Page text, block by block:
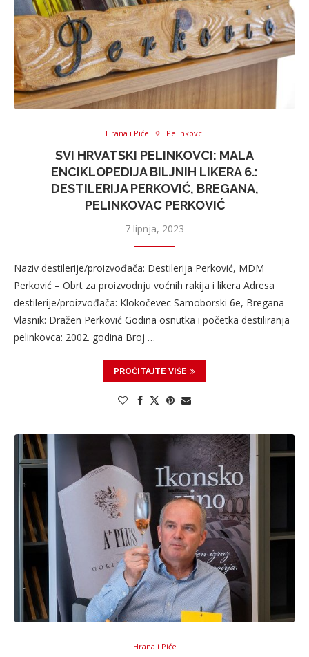
Hrana i Piće Pelinkovci
SVI HRVATSKI PELINKOVCI: MALA
ENCIKLOPEDIJA BILJNIH LIKERA 6.:
DESTILERIJA PERKOVIĆ, BREGANA,
PELINKOVAC PERKOVIĆ
7 lipnja, 2023
Naziv destilerije/proizvođača: Destilerija Perković, MDM
Perković – Obrt za proizvodnju voćnih rakija i likera Adresa
destilerije/proizvođača: Klokočevec Samoborski 6e, Bregana
Vlasnik: Dražen Perković Godina osnutka i početka destiliranja
pelinkovca: 2002. godina Broj …
PROČITAJTE VIŠE
Hrana i Piće